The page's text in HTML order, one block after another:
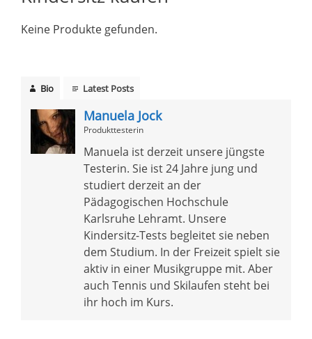
Keine Produkte gefunden.
Bio Latest Posts
Manuela Jock
Produkttesterin
Manuela ist derzeit unsere jüngste
Testerin. Sie ist 24 Jahre jung und
studiert derzeit an der
Pädagogischen Hochschule
Karlsruhe Lehramt. Unsere
Kindersitz-Tests begleitet sie neben
dem Studium. In der Freizeit spielt sie
aktiv in einer Musikgruppe mit. Aber
auch Tennis und Skilaufen steht bei
ihr hoch im Kurs.